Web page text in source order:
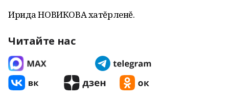
Ирида НОВИКОВА хатĕрленĕ.
Читайте нас